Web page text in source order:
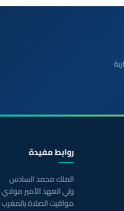
روابط مفيدة
الملك محمد السادس
ولي العهد الأمير
مواقيت الصلاة بالمغرب